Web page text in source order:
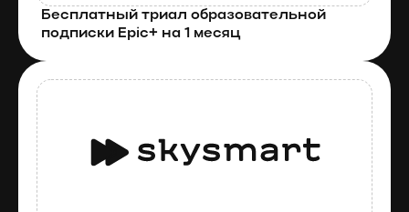
Бесплатный триал образовательной
подписки Epic+ на 1 месяц